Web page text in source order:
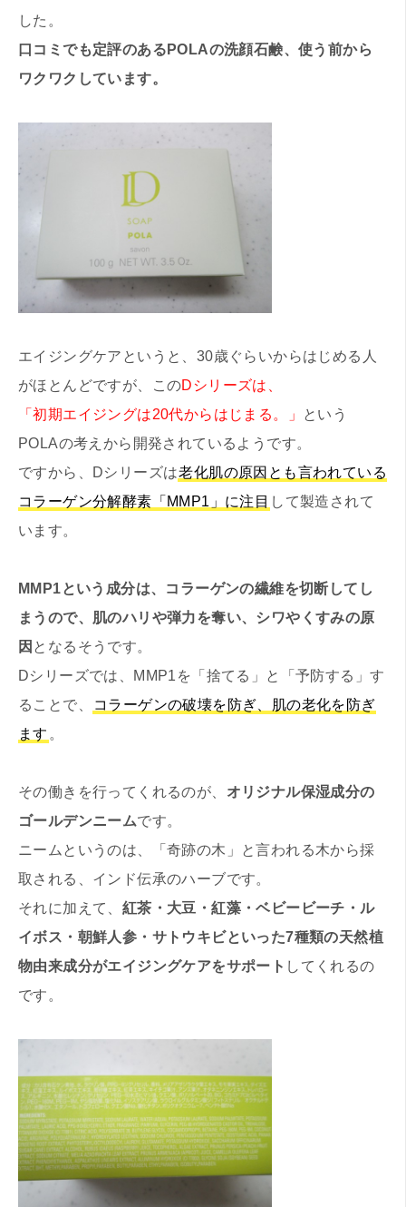
した。
口コミでも定評のあるPOLAの洗顔石鹸、使う前から
ワクワクしています。
エイジングケアというと、30歳ぐらいからはじめる人
がほとんどですが、このDシリーズは、
「初期エイジングは20代からはじまる。」
という
POLAの考えから開発されているようです。
ですから、Dシリーズは老化肌の原因とも言われている
コラーゲン分解酵素「MMP1」に注目 して製造されて
います。
MMP1という成分は、コラーゲンの繊維を切断してし
まうので、肌のハリや弾力を奪い、シワやくすみの原
因 となるそうです。
Dシリーズでは、MMP1を「捨てる」と「予防する」す
ることで、
コラーゲンの破壊を防ぎ、肌の老化を防ぎ
ます 。
その働きを行ってくれるのが、 オリジナル保湿成分の
ゴールデンニームです。
ニームというのは、「奇跡の木」と言われる木から採
取される、インド伝承のハーブです。
それに加えて、 紅茶・大豆・紅藻・ベビービーチ・ル
イボス・朝鮮人参・サトウキビといった7種類の天然植
物由来成分がエイジングケアをサポート してくれるの
です。